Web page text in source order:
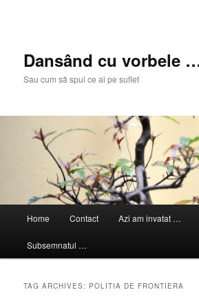
Dansând cu vorbele
Sau cum să spui ce ai pe suflet
Home Contact Azi am invatat …
Subsemnatul …
TAG ARCHIVES: POLITIA DE FRONTIERA